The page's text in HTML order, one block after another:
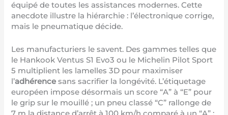
équipé de toutes les assistances modernes. Cette
anecdote illustre la hiérarchie : l’électronique corrige,
mais le pneumatique décide.
Les manufacturiers le savent. Des gammes telles que
le Hankook Ventus S1 Evo3 ou le Michelin Pilot Sport
5 multiplient les lamelles 3D pour maximiser
l’adhérence sans sacrifier la longévité. L’étiquetage
européen impose désormais un score “A” à “E” pour
le grip sur le mouillé ; un pneu classé “C” rallonge de